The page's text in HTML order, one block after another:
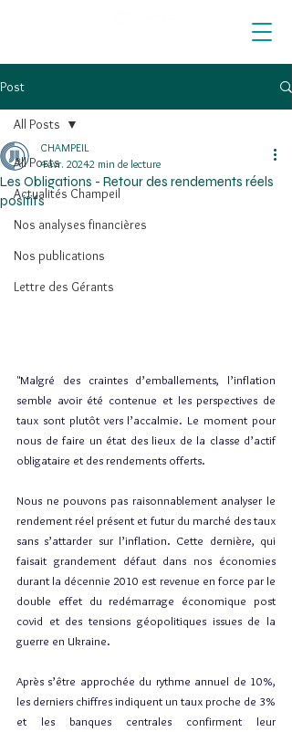
Post
All Posts
Actualités Champeil
Nos analyses financières
Nos publications
Lettre des Gérants
All Posts
Les Obligations - Retour des rendements réels
positifs
CHAMPEIL
4 avr. 20242 min de lecture
"Malgré des craintes d’emballements, l’inflation
semble avoir été contenue et les perspectives de
taux sont plutôt vers l’accalmie. Le moment pour
nous de faire un état des lieux de la classe d’actif
obligataire et des rendements offerts.
Nous ne pouvons pas raisonnablement analyser le
rendement réel présent et futur du marché des taux
sans s’attarder sur l’inflation. Cette dernière, qui
faisait grandement défaut dans nos économies
durant la décennie 2010 est revenue en force par le
double effet du redémarrage économique post
covid et des tensions géopolitiques issues de la
guerre en Ukraine.
Après s’être approchée du rythme annuel de 10%,
les derniers chiffres indiquent un taux proche de 3%
et les banques centrales confirment leur